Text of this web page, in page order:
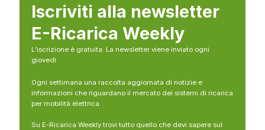
Iscriviti alla newsletter
E-Ricarica Weekly
L’iscrizione è gratuita. La newsletter viene inviato ogni
giovedì
Ogni settimana una raccolta aggiornata di notizie e
informazioni che riguardano il mercato dei sistemi di ricarica
per mobilità elettrica.
Su E-Ricarica Weekly trovi tutto quello che devi sapere sul